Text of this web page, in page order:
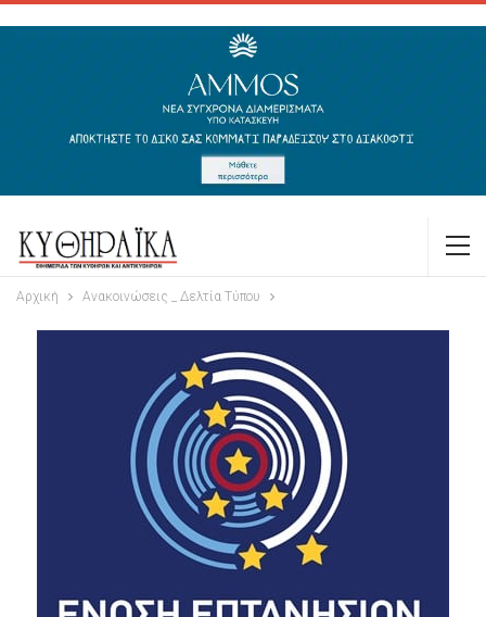
Αρχική Ανακοινώσεις _ Δελτία Τύπου